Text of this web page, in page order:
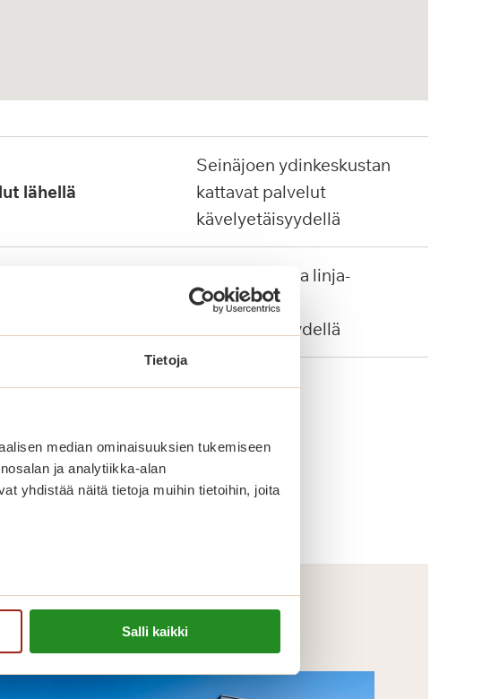
Tietoja
median ominaisuuksien tukemiseen
ja analytiikka-alan
yhdistää näitä tietoja muihin tietoihin, joita
Salli kaikki
lähellä
Seinäjoen ydinkeskustan
kattavat palvelut
kävelyetäisyydellä
Juna-asema ja linja-
autopysäkit
kävelyetäisyydellä